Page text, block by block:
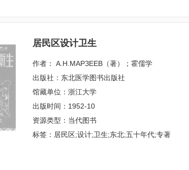
居民区设计卫生
作者： А.Н.МАРЗЕЕВ（著）；霍儒学
出版社：东北医学图书出版社
馆藏单位：浙江大学
出版时间：1952-10
资源类型：当代图书
标签：居民区;设计;卫生;东北;五十年代;专著